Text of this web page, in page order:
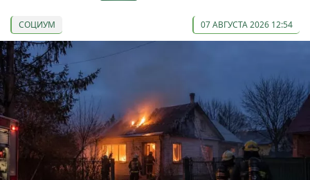
СОЦИУМ 07 АВГУСТА 2026 12:54